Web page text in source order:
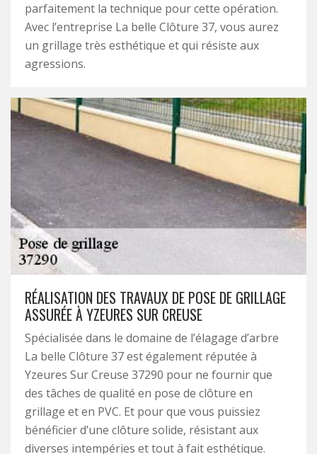
parfaitement la technique pour cette opération.
Avec l’entreprise La belle Clôture 37, vous aurez
un grillage très esthétique et qui résiste aux
agressions.
RÉALISATION DES TRAVAUX DE POSE DE GRILLAGE
ASSURÉE À YZEURES SUR CREUSE
Spécialisée dans le domaine de l’élagage d’arbre
La belle Clôture 37 est également réputée à
Yzeures Sur Creuse 37290 pour ne fournir que
des tâches de qualité en pose de clôture en
grillage et en PVC. Et pour que vous puissiez
bénéficier d’une clôture solide, résistant aux
diverses intempéries et tout à fait esthétique.